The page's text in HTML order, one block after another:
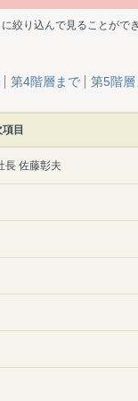
絞り込んで見ることがで
第4階層まで 第5階層
項目
長 佐藤彰夫